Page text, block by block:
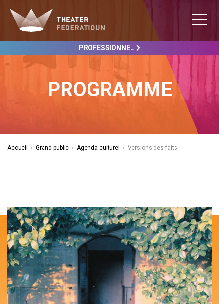
PROFESSIONNEL
PROGRAMME
Accueil › Grand public › Agenda culturel › Versions des faits